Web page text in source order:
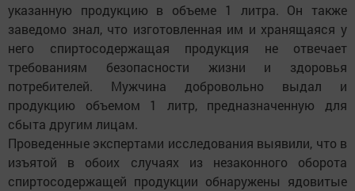
указанную продукцию в объеме 1 литра. Он также
заведомо знал, что изготовленная им и хранящаяся у
него спирто­содержащая продукция не отвечает
требованиям безопасности жизни и здоровья
потребителей. Мужчина добровольно выдал и
продукцию объемом 1 литр, предназначенную для
сбыта другим лицам.
Проведенные экспертами исследования выявили, что в
изъятой в обоих­ случаях из незаконного оборота
спиртосодержащей продукции обнаружены ядовитые